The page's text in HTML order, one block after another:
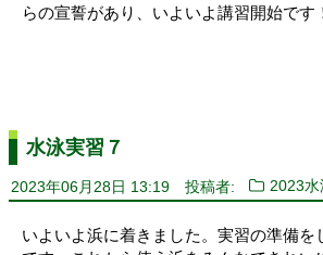
らの宣誓があり、いよいよ講習開始です
水泳実習７
2023年06月28日 13:19 投稿者: 2023水
いよいよ浜に着きました。実習の準備を